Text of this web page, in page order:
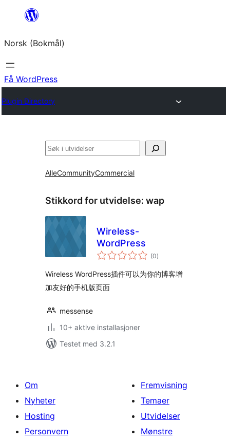
Hopp
innhold
Norsk (Bokmål)
Få WordPress
Plugin Directory
Søk
AlleCommunityCommercial
Stikkord for utvidelse: wap
Wireless-
WordPress
(0totale
vurderinger
)
Wireless WordPress插件可以为你的博客增
加友好的手机版页面
messense
10+ aktive installasjoner
Testet med 3.2.1
Om
Nyheter
Hosting
Personvern
Fremvisning
Temaer
Utvidelser
Mønstre